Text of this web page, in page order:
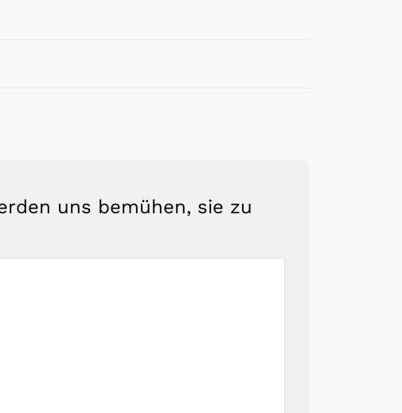
uns bemühen, sie zu